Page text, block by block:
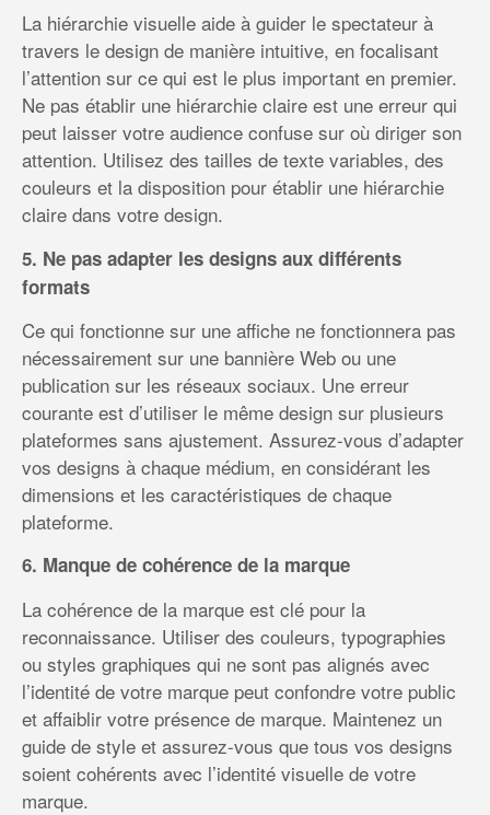
La hiérarchie visuelle aide à guider le spectateur à
travers le design de manière intuitive, en focalisant
l’attention sur ce qui est le plus important en premier.
Ne pas établir une hiérarchie claire est une erreur qui
peut laisser votre audience confuse sur où diriger son
attention. Utilisez des tailles de texte variables, des
couleurs et la disposition pour établir une hiérarchie
claire dans votre design.
5. Ne pas adapter les designs aux différents
formats
Ce qui fonctionne sur une affiche ne fonctionnera pas
nécessairement sur une bannière Web ou une
publication sur les réseaux sociaux. Une erreur
courante est d’utiliser le même design sur plusieurs
plateformes sans ajustement. Assurez-vous d’adapter
vos designs à chaque médium, en considérant les
dimensions et les caractéristiques de chaque
plateforme.
6. Manque de cohérence de la marque
La cohérence de la marque est clé pour la
reconnaissance. Utiliser des couleurs, typographies
ou styles graphiques qui ne sont pas alignés avec
l’identité de votre marque peut confondre votre public
et affaiblir votre présence de marque. Maintenez un
guide de style et assurez-vous que tous vos designs
soient cohérents avec l’identité visuelle de votre
marque.